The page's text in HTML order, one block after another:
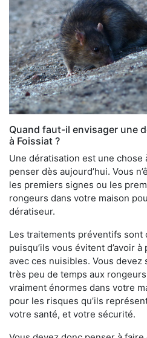
Quand faut-il envisager une
à Foissiat ?
Une dératisation est une chose
penser dès aujourd’hui. Vous
les premiers signes ou les
rongeurs dans votre maison
dératiseur.
Les traitements préventifs sont
puisqu’ils vous évitent d’avoir
avec ces nuisibles. Vous devez
très peu de temps aux
vraiment énormes dans votre
pour les risques qu’ils
votre santé, et votre sécurité.